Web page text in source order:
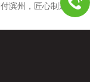
心制造护航化工存储